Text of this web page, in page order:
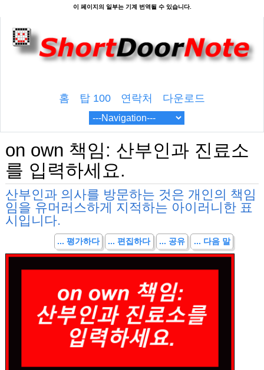
홈 탑 100 연락처 다운로드
on own 책임: 산부인과 진료소
를 입력하세요.
산부인과 의사를 방문하는 것은 개인의 책임
임을 유머러스하게 지적하는 아이러니한 표
시입니다.
... 평가하다 ... 편집하다 ... 공유 ... 다음 말